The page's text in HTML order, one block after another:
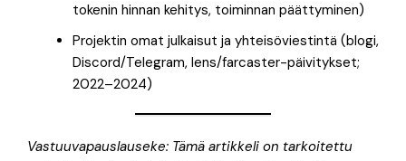
tokenin hinnan kehitys, toiminnan päättyminen)
Projektin omat julkaisut ja yhteisöviestintä (blogi,
Discord/Telegram, lens/farcaster-päivitykset;
2022–2024)
Vastuuvapauslauseke: Tämä artikkeli on tarkoitettu